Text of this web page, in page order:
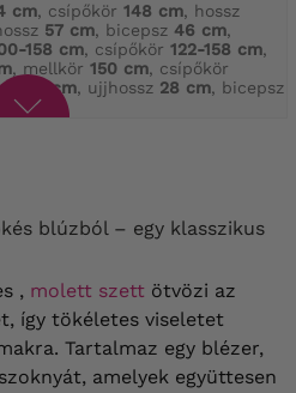
cm, csípőkör 148 cm, hossz
57 cm, bicepsz 46 cm,
158 cm, csípőkör 122-158 cm,
, mellkör 150 cm, csípőkör
71 cm, ujjhossz 28 cm, bicepsz
, molett szett ötvözi az
így tökéletes viseletet
Tartalmaz egy blézer,
amelyek együttesen